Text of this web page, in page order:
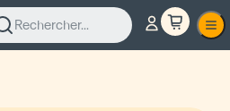
Rechercher...